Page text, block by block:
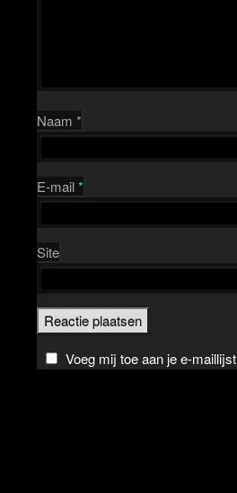
Naam *
E-mail*
Site
Voeg mij toe aan je e-maillijst